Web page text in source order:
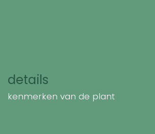
details
kenmerken van de plant